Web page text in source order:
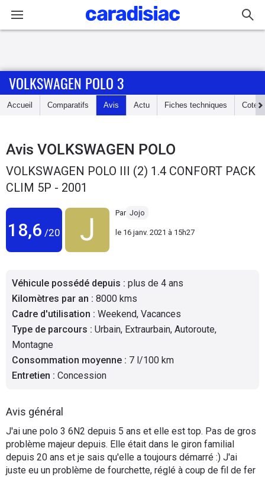
Accueil
Essais
Guide
d'achat
Utilitaires
Flottes
Auto
Services
Forum
Marques
VOLKSWAGEN POLO 3
Accueil Comparatifs Avis Actu Fiches techniques Cote
Avis VOLKSWAGEN POLO
VOLKSWAGEN POLO III (2) 1.4 CONFORT PACK
CLIM 5P - 2001
18,6 /20
Par Jojo
le 16 janv. 2021 à 15h27
Véhicule possédé depuis : plus de 4 ans
Kilomètres par an : 8000 kms
Cadre d'utilisation : Weekend, Vacances
Type de parcours : Urbain, Extraurbain, Autoroute,
Montagne
Consommation moyenne : 7 l/100 km
Entretien : Concession
Avis général
J'ai une polo 3 6N2 depuis 5 ans et elle est top. Pas de gros
problème majeur depuis. Elle était dans le giron familial
depuis 20 ans et je sais qu'elle a toujours démarré :) J'ai
juste eu un problème de fourchette, réglé à coup de fil de fer